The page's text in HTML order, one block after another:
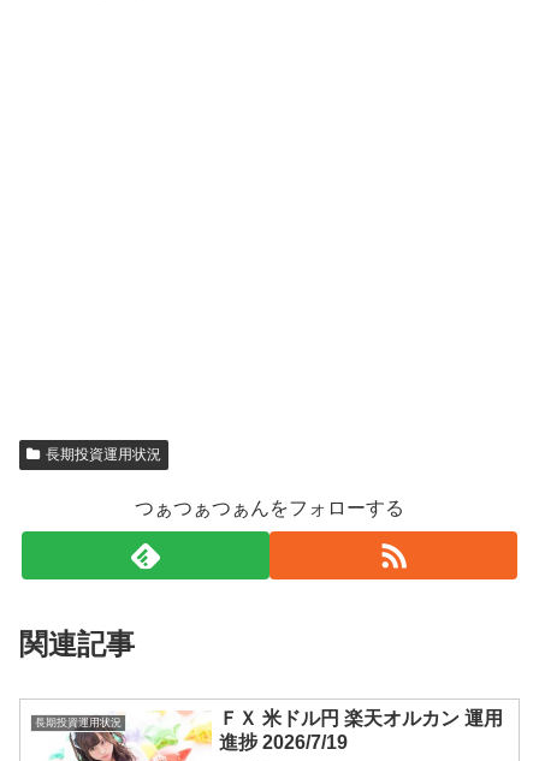
長期投資運用状況
つぁつぁつぁんをフォローする
関連記事
長期投資運用状況
ＦＸ 米ドル円 楽天オルカン 運用
進捗 2026/7/19